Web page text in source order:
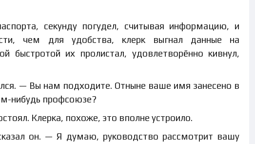
секунду погудел, считывая информацию, и
чем для удобства, клерк выгнал данные на
быстротой их пролистал, удовлетворённо кивнул,
— Вы нам подходите. Отныне ваше имя занесено в
нибудь профсоюзе?
Клерка, похоже, это вполне устроило.
он. — Я думаю, руководство рассмотрит вашу